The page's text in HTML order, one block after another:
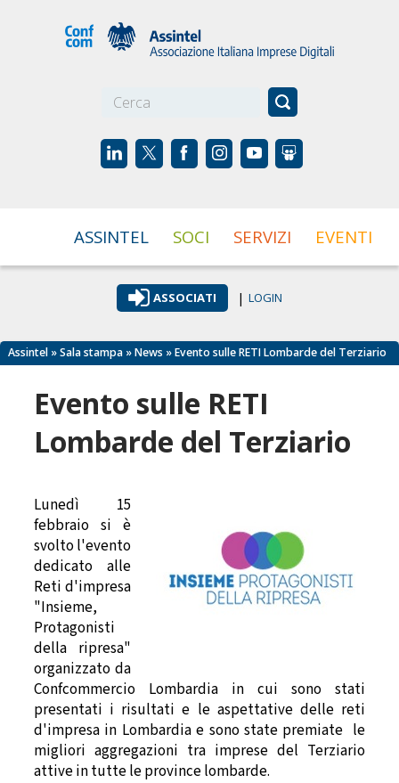
ASSINTEL SOCI SERVIZI EVENTI
ASSOCIATI | LOGIN
Assintel »Sala stampa »News » Evento sulle RETI Lombarde del Terziario
Evento sulle RETI
Lombarde del Terziario
Lunedì 15
febbraio si è
svolto l'evento
dedicato alle
Reti d'impresa
"Insieme,
Protagonisti
della ripresa"
organizzato da
Confcommercio Lombardia in cui sono stati
presentati i risultati e le aspettative delle reti
d'impresa in Lombardia e sono state premiate le
migliori aggregazioni tra imprese del Terziario
attive in tutte le province lombarde.